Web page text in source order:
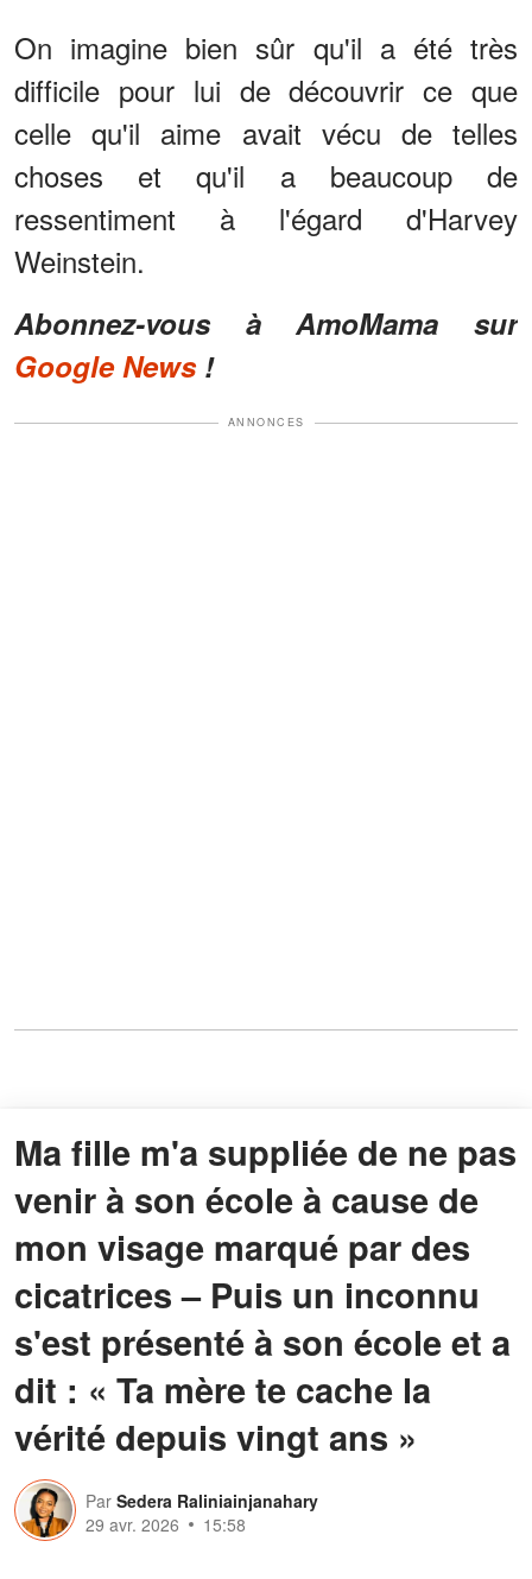
On imagine bien sûr qu'il a été très
difficile pour lui de découvrir ce que
celle qu'il aime avait vécu de telles
choses et qu'il a beaucoup de
ressentiment à l'égard d'Harvey
Weinstein.
Abonnez-vous à AmoMama sur
Google News!
ANNONCES
Ma fille m'a suppliée de ne pas
venir à son école à cause de
mon visage marqué par des
cicatrices – Puis un inconnu
s'est présenté à son école et a
dit : « Ta mère te cache la
vérité depuis vingt ans »
Par Sedera Raliniainjanahary
29 avr. 2026
15:58